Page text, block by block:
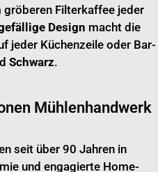
Filterkaffee jeder
Design macht die
jeder Küchenzeile oder Bar-
Schwarz.
Mühlenhandwerk
seit über 90 Jahren in
und engagierte Home-